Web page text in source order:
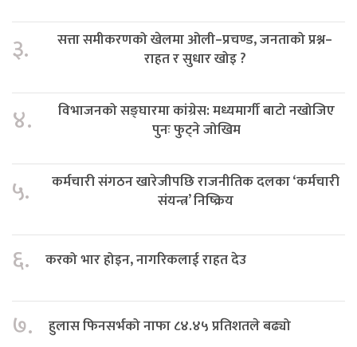
३.
सत्ता समीकरणको खेलमा ओली–प्रचण्ड, जनताको प्रश्न–
राहत र सुधार खोइ ?
४.
विभाजनको सङ्घारमा कांग्रेस: मध्यमार्गी बाटो नखोजिए
पुनः फुट्ने जोखिम
५.
कर्मचारी संगठन खारेजीपछि राजनीतिक दलका ‘कर्मचारी
संयन्त्र’ निष्क्रिय
६. करको भार होइन, नागरिकलाई राहत देउ
७. हुलास फिनसर्भको नाफा ८४.४५ प्रतिशतले बढ्यो